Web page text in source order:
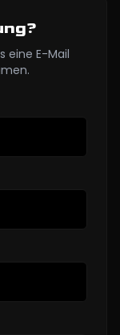
eine E-Mail